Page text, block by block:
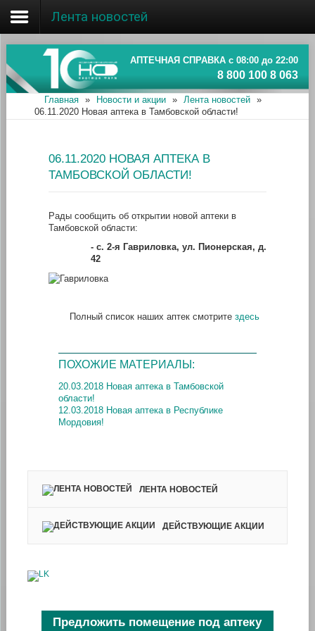
Главная
Об ассоциации
Наши аптеки
Информация
Лента новостей
АПТЕЧНАЯ СПРАВКА с 08:00 до 22:00
8 800 100 8 063
Главная » Новости и акции » Лента новостей
»
06.11.2020 Новая аптека в Тамбовской области!
06.11.2020 НОВАЯ АПТЕКА В
ТАМБОВСКОЙ ОБЛАСТИ!
Рады сообщить об открытии новой аптеки в
Тамбовской области:
- с. 2-я Гавриловка, ул. Пионерская, д.
42
Полный список наших аптек смотрите здесь
ПОХОЖИЕ МАТЕРИАЛЫ:
20.03.2018 Новая аптека в Тамбовской
области!
12.03.2018 Новая аптека в Республике
Мордовия!
ЛЕНТА НОВОСТЕЙ
ДЕЙСТВУЮЩИЕ АКЦИИ
Предложить помещение под аптеку